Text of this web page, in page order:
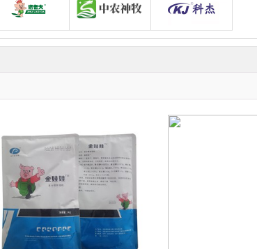
惠牧品牌店 湖北博大生物股份有限公司——猪老大旗舰店
中农神牧官方旗舰店